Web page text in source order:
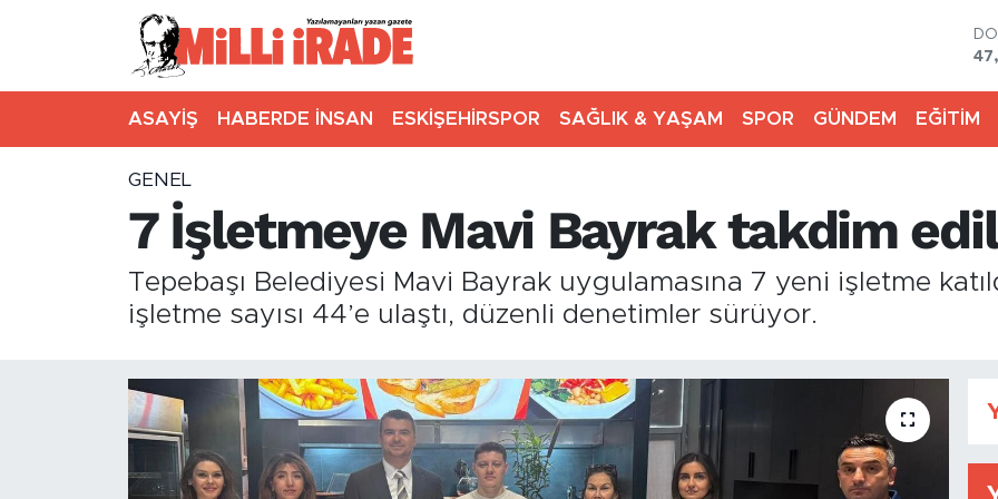
ASAYİŞ HABERDE İNSAN ESKİŞEHİRSPOR SAĞLIK & YAŞAM SPOR GÜNDEM EĞİTİM
GENEL
7 İşletmeye Mavi Bayrak takdim
Tepebaşı Belediyesi Mavi Bayrak uygulamasına 7 yeni işletme
işletme sayısı 44’e ulaştı, düzenli denetimler sürüyor.